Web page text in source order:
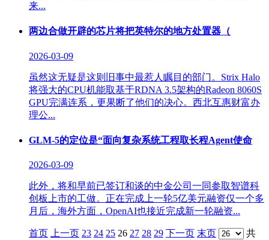
来...
两边合做开辟的芯片将把英特尔的地方处置器（
2026-03-09
虽然这无疑是这则旧事中最惹人瞩目的部门。Strix Halo
将强大的CPU机能取基于RDNA 3.5架构的Radeon 8060S
GPU完满连系，更果断了他们的决心。西北互惠财富办
理公...
GLM-5的定位是“面向复杂系统工程取长程Agent使命
2026-03-09
此外，将和早前已签订和谈的中金公司一同参取智谱科
创板上市的工做。正在完成上一轮5亿美元融资仅一个多
月后，海外方面，OpenAI也接近完成新一轮融资...
首页 上一页 23 24 25 26 27 28 29 下一页 末页
共